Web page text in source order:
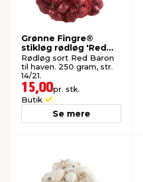
Grønne Fingre®
stikløg rødløg 'Red
Baron' 250 g
Rødløg sort Red Baron
til haven. 250 gram, str.
14/21.
15,00pr. stk.
Butik
Se mere